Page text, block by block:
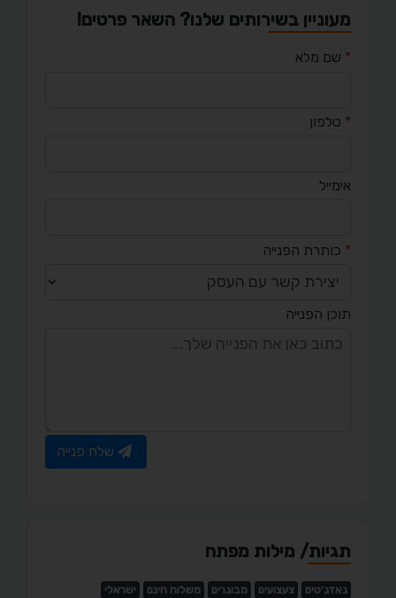
מעוניין בשירותים שלנו? השאר פרטים!
* שם מלא
* טלפון
אימייל
* כותרת הפנייה
תוכן הפנייה
שלח פנייה
תגיות/ מילות מפתח
גאדג'טים צעצועים מבוגרים משלוח חינם ישראלי